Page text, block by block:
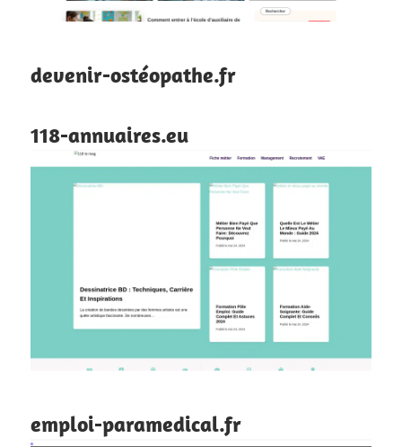
devenir-ostéopathe.fr
118-annuaires.eu
emploi-paramedical.fr